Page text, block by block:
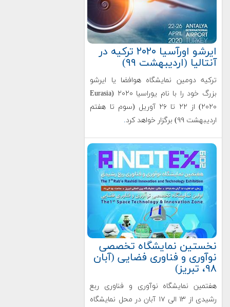
ایرشو اورآسیا ۲۰۲۰ ترکیه در
آنتالیا (اردیبهشت ۹۹)
ترکیه دومین نمایشگاه هوافضا یا ایرشو
بزرگ خود را با نام یوراسیا ۲۰۲۰ (Eurasia
۲۰۲۰) از ۲۲ تا ۲۶ آوریل (سوم تا هفتم
اردیبهشت ۹۹) برگزار خواهد کرد
.
نخستین نمایشگاه تخصصی
نوآوری و فناوری فضایی (آبان
۹۸، تبریز)
هفتمین نمایشگاه نوآوری و فناوری ربع
رشیدی از ۱۳ الی ۱۷ آبان در محل نمایشگاه